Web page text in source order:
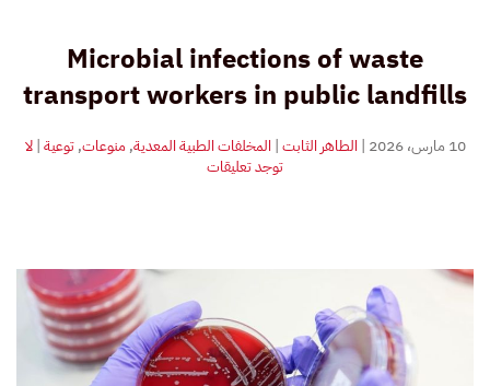
Microbial infections of waste
transport workers in public landfills
10 مارس، 2026 | الطاهر الثابت| المخلفات الطبية المعدية,منوعات,توعية|لا
توجد تعليقاتعلى
النفايات
المكبات
العامة